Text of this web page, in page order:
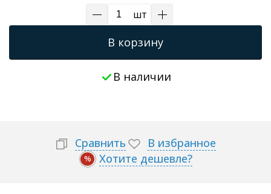
шт
В корзину
В наличии
Сравнить В избранное
% Хотите дешевле?